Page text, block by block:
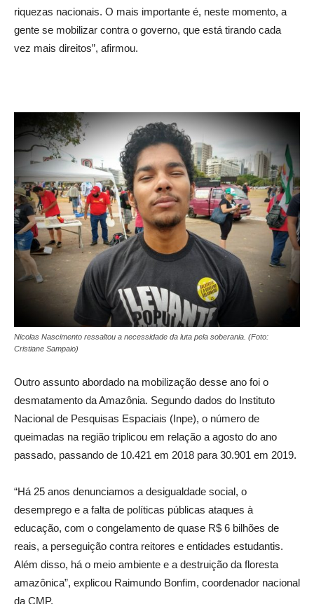
riquezas nacionais. O mais importante é, neste momento, a
gente se mobilizar contra o governo, que está tirando cada
vez mais direitos”, afirmou.
Nicolas Nascimento ressaltou a necessidade da luta pela soberania. (Foto:
Cristiane Sampaio)
Outro assunto abordado na mobilização desse ano foi o
desmatamento da Amazônia. Segundo dados do Instituto
Nacional de Pesquisas Espaciais (Inpe), o número de
queimadas na região triplicou em relação a agosto do ano
passado, passando de 10.421 em 2018 para 30.901 em 2019.
“Há 25 anos denunciamos a desigualdade social, o
desemprego e a falta de políticas públicas ataques à
educação, com o congelamento de quase R$ 6 bilhões de
reais, a perseguição contra reitores e entidades estudantis.
Além disso, há o meio ambiente e a destruição da floresta
amazônica”, explicou Raimundo Bonfim, coordenador nacional
da CMP.